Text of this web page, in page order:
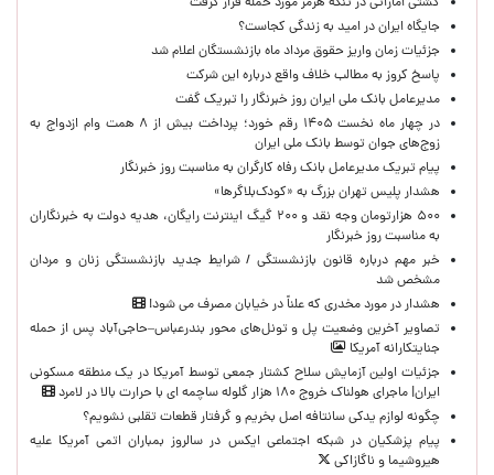
جایگاه ایران در امید به زندگی کجاست؟
جزئیات زمان واریز حقوق مرداد ماه بازنشستگان اعلام شد
پاسخ کروز به مطالب خلاف واقع درباره این شرکت
مدیرعامل بانک ملی ایران روز خبرنگار را تبریک گفت
در چهار ماه نخست ۱۴۰۵ رقم خورد؛ پرداخت بیش از ۸ همت وام ازدواج به
زوج‌های جوان توسط بانک ملی ایران
پیام تبریک مدیرعامل بانک رفاه کارگران به مناسبت روز خبرنگار
هشدار پلیس تهران بزرگ به «کودک‌بلاگرها»
۵۰۰ هزارتومان وجه نقد و ۲۰۰ گیگ اینترنت رایگان، هدیه دولت به خبرنگاران
به مناسبت روز خبرنگار
خبر مهم درباره قانون بازنشستگی / شرایط جدید بازنشستگی زنان و مردان
مشخص شد
هشدار در مورد مخدری که علناً در خیابان مصرف می شود!
تصاویر آخرین وضعیت پل و تونل‌های محور بندرعباس–حاجی‌آباد پس از حمله
جنایتکارانه آمریکا
جزئیات اولین آزمایش سلاح کشتار جمعی توسط آمریکا در یک منطقه مسکونی
ایران| ماجرای هولناک خروج ۱۸۰ هزار گلوله ساچمه ای با حرارت بالا در لامرد
چگونه لوازم یدکی سانتافه اصل بخریم و گرفتار قطعات تقلبی نشویم؟
پیام پزشکیان در شبکه اجتماعی ایکس در سالروز بمباران اتمی آمریکا علیه
هیروشیما و ناگازاکی